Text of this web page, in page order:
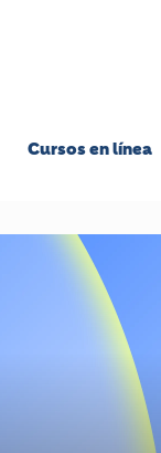
Cursos en línea